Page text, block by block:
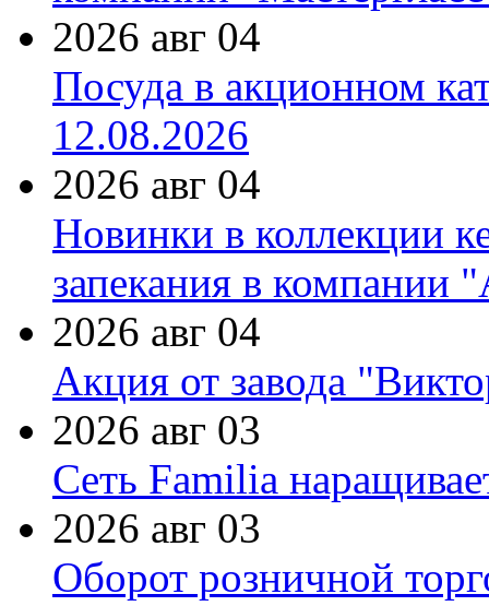
2026 авг 04
Посуда в акционном
12.08.2026
2026 авг 04
Новинки в коллекции
запекания в компании
2026 авг 04
Акция от завода
2026 авг 03
Сеть Familia
2026 авг 03
Оборот розничной